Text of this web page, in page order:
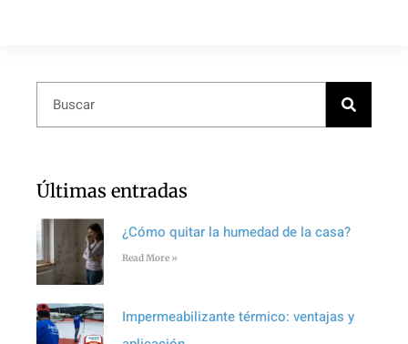
Últimas entradas
¿Cómo quitar la humedad de la casa?
Read More »
Impermeabilizante térmico: ventajas y